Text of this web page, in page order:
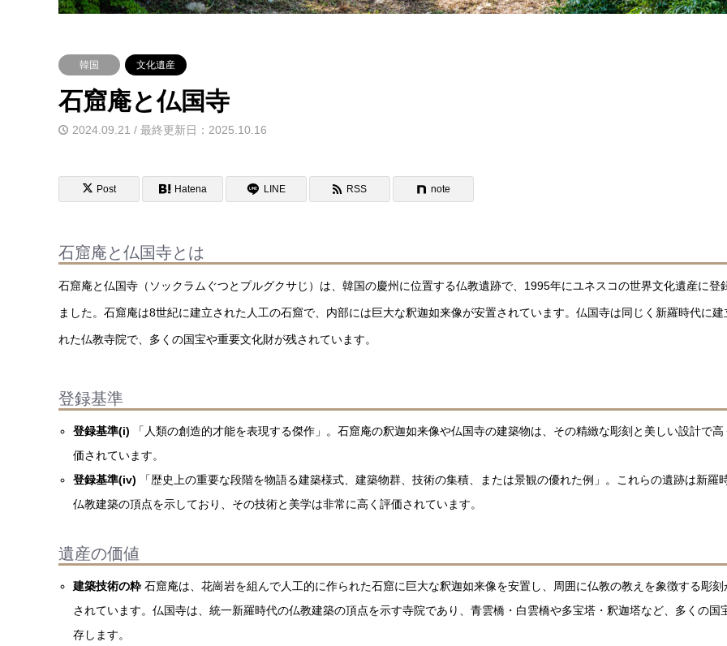
韓国 文化遺産
石窟庵と仏国寺
2024.09.21 / 最終更新日：2025.10.16
Post Hatena LINE RSS note
石窟庵と仏国寺とは
石窟庵と仏国寺（ソックラムぐつとプルグクサじ）は、韓国の慶州に位置する仏教遺跡で、1995年にユネスコの世界文化遺産に登
ました。石窟庵は8世紀に建立された人工の石窟で、内部には巨大な釈迦如来像が安置されています。仏国寺は同じく新羅時代に建
れた仏教寺院で、多くの国宝や重要文化財が残されています。
登録基準
登録基準(i) 「人類の創造的才能を表現する傑作」。石窟庵の釈迦如来像や仏国寺の建築物は、その精緻な彫刻と美しい設計で高
価されています。
登録基準(iv) 「歴史上の重要な段階を物語る建築様式、建築物群、技術の集積、または景観の優れた例」。これらの遺跡は新羅
仏教建築の頂点を示しており、その技術と美学は非常に高く評価されています。
遺産の価値
建築技術の粋 石窟庵は、花崗岩を組んで人工的に作られた石窟に巨大な釈迦如来像を安置し、周囲に仏教の教えを象徴する彫刻
されています。仏国寺は、統一新羅時代の仏教建築の頂点を示す寺院であり、青雲橋・白雲橋や多宝塔・釈迦塔など、多くの国
存します。